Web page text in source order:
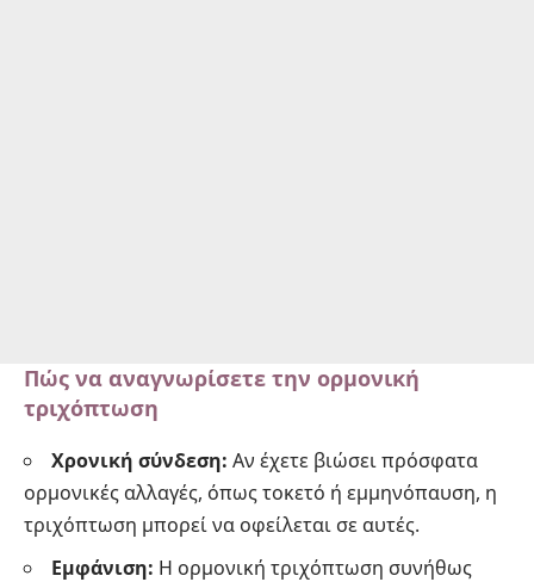
Πώς να αναγνωρίσετε την ορμονική
τριχόπτωση
Χρονική σύνδεση: Αν έχετε βιώσει πρόσφατα
ορμονικές αλλαγές, όπως τοκετό ή εμμηνόπαυση, η
τριχόπτωση μπορεί να οφείλεται σε αυτές.
Εμφάνιση: Η ορμονική τριχόπτωση συνήθως